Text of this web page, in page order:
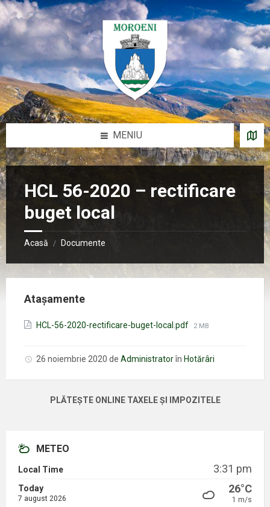
Sari
la
conținut
Salt
la
bara
laterală
stângă
Salt
la
bara
laterală
dreaptă
Salt
la
subsol
MENIU
HCL 56-2020 – rectificare
buget local
Acasă / Documente
Atașamente
HCL-56-2020-rectificare-buget-local.pdf Mărimea
2 MB
26 noiembrie 2020 de Administratorîn Hotărâri
PLĂTEȘTE ONLINE TAXELE ȘI IMPOZITELE
METEO
Local Time 3:31 pm
Today
7 august 2026
26°C
1 m/s